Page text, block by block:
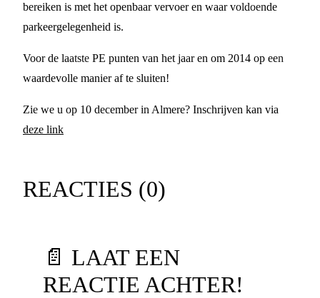
bereiken is met het openbaar vervoer en waar voldoende
parkeergelegenheid is.
Voor de laatste PE punten van het jaar en om 2014 op een
waardevolle manier af te sluiten!
Zie we u op 10 december in Almere? Inschrijven kan via
deze link
REACTIES (0)
📄 LAAT EEN
REACTIE ACHTER!